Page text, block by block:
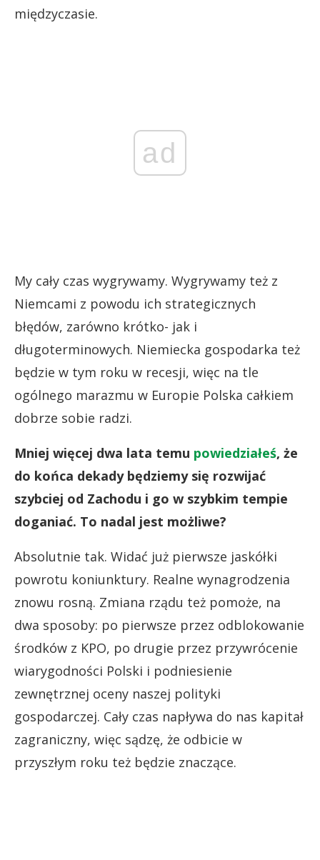
międzyczasie.
ad
My cały czas wygrywamy. Wygrywamy też z
Niemcami z powodu ich strategicznych
błędów, zarówno krótko- jak i
długoterminowych. Niemiecka gospodarka też
będzie w tym roku w recesji, więc na tle
ogólnego marazmu w Europie Polska całkiem
dobrze sobie radzi.
Mniej więcej dwa lata temu powiedziałeś, że
do końca dekady będziemy się rozwijać
szybciej od Zachodu i go w szybkim tempie
doganiać. To nadal jest możliwe?
Absolutnie tak. Widać już pierwsze jaskółki
powrotu koniunktury. Realne wynagrodzenia
znowu rosną. Zmiana rządu też pomoże, na
dwa sposoby: po pierwsze przez odblokowanie
środków z KPO, po drugie przez przywrócenie
wiarygodności Polski i podniesienie
zewnętrznej oceny naszej polityki
gospodarczej. Cały czas napływa do nas kapitał
zagraniczny, więc sądzę, że odbicie w
przyszłym roku też będzie znaczące.